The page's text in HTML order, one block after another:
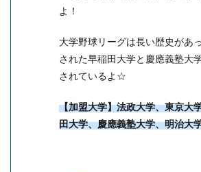
よ！
大学野球リーグは長い歴史があ
された早稲田大学と慶應義塾大
されているよ☆
【加盟大学】法政大学、東京大
田大学、慶應義塾大学、明治大